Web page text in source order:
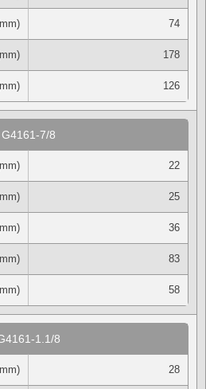
74
178
126
G4161-7/8
22
25
36
83
58
1.1/8
28